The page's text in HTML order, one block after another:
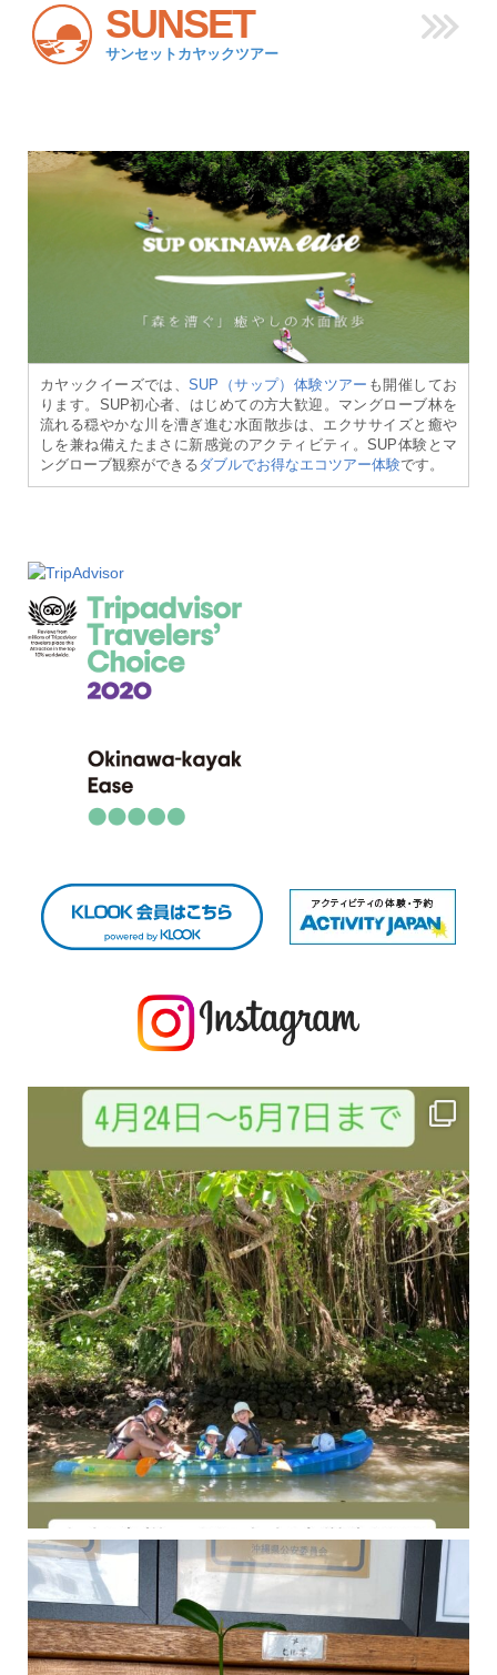
SUNSET
サンセットカヤックツアー
カヤックイーズでは、SUP（サップ）体験ツアー も開催してお
ります。SUP初心者、はじめての方大歓迎。マングローブ林を
流れる穏やかな川を漕ぎ進む水面散歩は、エクササイズと癒や
しを兼ね備えたまさに新感覚のアクティビティ。SUP体験とマ
ングローブ観察ができるダブルでお得なエコツアー体験です。
今年の1月にお店に植えたマングローブ(メヒルギ)の苗が成長してきました
マングロ